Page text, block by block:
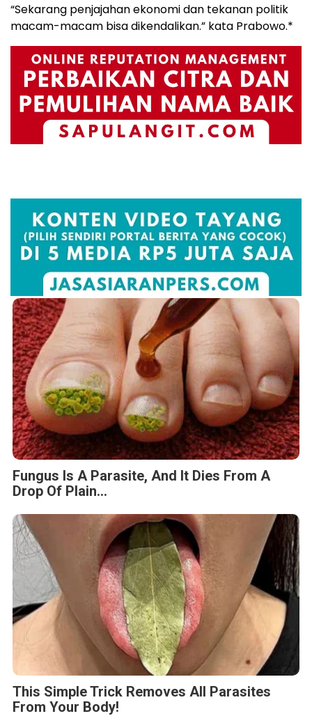
“Sekarang penjajahan ekonomi dan tekanan politik
macam-macam bisa dikendalikan.” kata Prabowo.*
Fungus Is A Parasite, And It Dies From A
Drop Of Plain...
This Simple Trick Removes All Parasites
From Your Body!